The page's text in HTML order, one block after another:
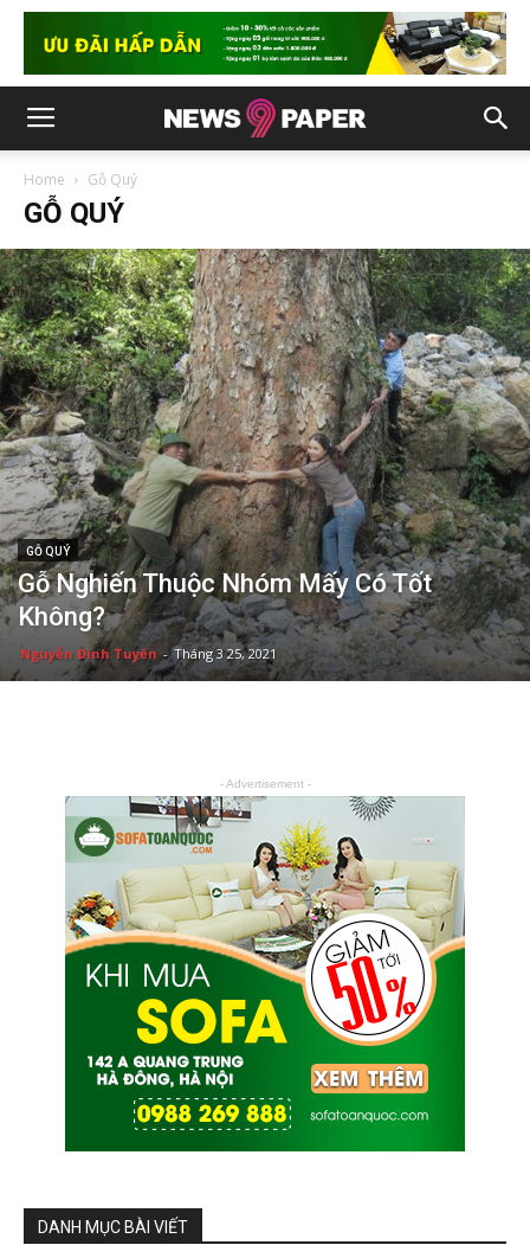
Home Gỗ Quý
GỖ QUÝ
GỖ QUÝ
Gỗ Nghiến Thuộc Nhóm Mấy Có Tốt
Không?
Nguyễn Đình Tuyến - Tháng 3 25, 2021
- Advertisement -
DANH MỤC BÀI VIẾT